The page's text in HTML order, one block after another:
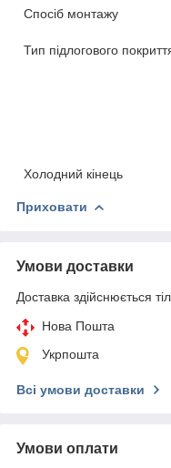
Спосіб монтажу
Тип підлогового
Холодний кінець
Приховати
Умови доставки
Доставка здійснюється
Нова Пошта
Укрпошта
Всі умови доставки
Умови оплати